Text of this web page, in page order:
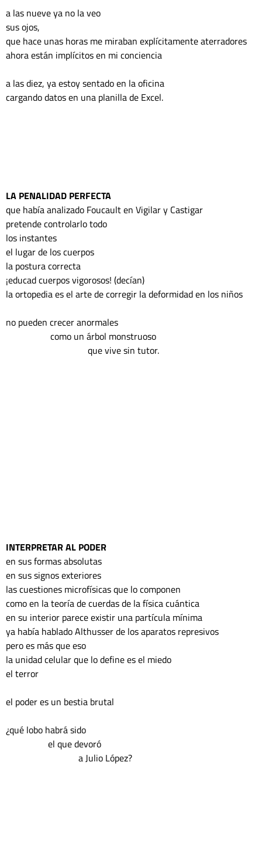
a las nueve ya no la veo
sus ojos,
que hace unas horas me miraban explícitamente aterradores
ahora están implícitos en mi conciencia
a las diez, ya estoy sentado en la oficina
cargando datos en una planilla de Excel.
LA PENALIDAD PERFECTA
que había analizado Foucault en Vigilar y Castigar
pretende controlarlo todo
los instantes
el lugar de los cuerpos
la postura correcta
¡educad cuerpos vigorosos! (decían)
la ortopedia es el arte de corregir la deformidad en los niños
no pueden crecer anormales
                   como un árbol monstruoso
                                   que vive sin tutor.
INTERPRETAR AL PODER
en sus formas absolutas
en sus signos exteriores
las cuestiones microfísicas que lo componen
como en la teoría de cuerdas de la física cuántica
en su interior parece existir una partícula mínima
ya había hablado Althusser de los aparatos represivos
pero es más que eso
la unidad celular que lo define es el miedo
el terror
el poder es un bestia brutal
¿qué lobo habrá sido
                  el que devoró
                               a Julio López?